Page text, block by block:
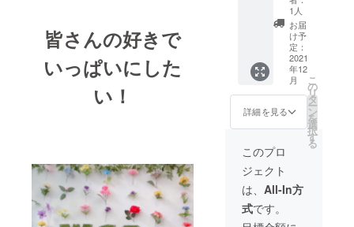
皆さんの好きで
いっぱいにした
い！
ていた
だきま
す。
https://
youtu.b
e/IVvC-
3r9744
掲載用
のロゴ
をご用
意くだ
さい。
画面に
メイン
で掲載
させて
いただ
きま
ビデオ
制作、
テーマ
ソング
作曲】
札幌近
郊限
定。
3分ほど
の企業
様用の
プロ
モー
ション
ビデオ
制作を
しま
す。 北
1人
お届
け予
定：
2021
年12
月
詳細を見る
こ
の
リ
タ
ー
ン
を
選
択
す
る
このプロ
ジェクト
は、 All-In方
式です。